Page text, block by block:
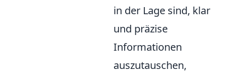
in der Lage sind, klar
und präzise
Informationen
auszutauschen,